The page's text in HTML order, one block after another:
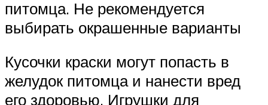
питомца. Не рекомендуется
выбирать окрашенные варианты
Кусочки краски могут попасть в
желудок питомца и нанести вред
его здоровью. Игрушки для